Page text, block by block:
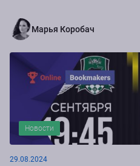
Марья Коробач
Новости
29.08.2024